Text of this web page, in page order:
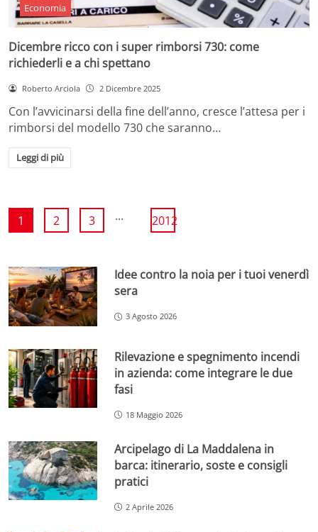
Economia
Dicembre ricco con i super rimborsi 730: come
richiederli e a chi spettano
Roberto Arciola 2 Dicembre 2025
Con l’avvicinarsi della fine dell’anno, cresce l’attesa per i
rimborsi del modello 730 che saranno…
Leggi di più
1 2 3 ... 2012
Idee contro la noia per i tuoi venerdì
sera
3 Agosto 2026
Rilevazione e spegnimento incendi
in azienda: come integrare le due
fasi
18 Maggio 2026
Arcipelago di La Maddalena in
barca: itinerario, soste e consigli
pratici
2 Aprile 2026